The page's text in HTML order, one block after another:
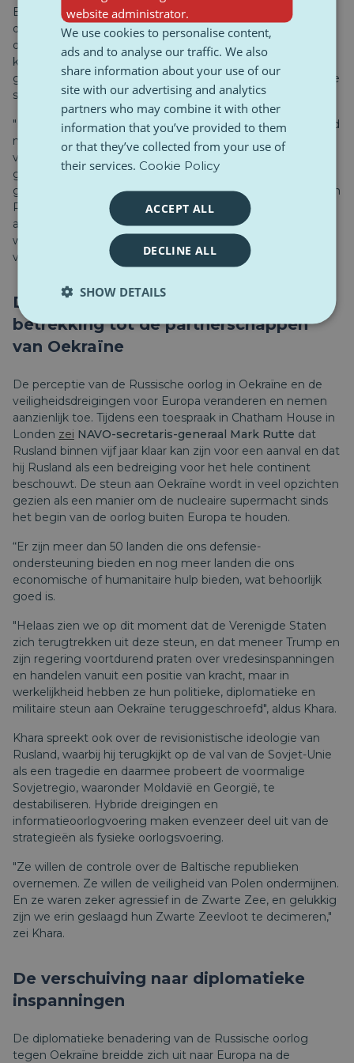
Een van de succesfactoren, naast vele andere, met name
de diepgaande uitwerking van elke actie, is het feit dat we
de structuur van het Russische veiligheidssysteem goed
kennen. Ze zijn op dit gebied al tientallen jaren niet
geëvolueerd of veranderd. Door hun acties in een bepaalde
situatie te voorspellen, handelen we proactief.
"Bovendien kunnen luchtverdedigingssystemen in Rusland
niet worden uitgerust op basis van
veiligheidsoverwegingen, maar op basis van politieke
grillen. Dit gebeurde op 9 mei [de festiviteiten ter
gelegenheid van het einde van de Tweede Wereldoorlog in
Rusland] in Moskou, waar luchtverdedigingssystemen uit
andere Russische regio's werden overgebracht en volledig
werden gestript, in het belang van de parade en Poetins
veiligheid," aldus Kovalenko.
De huidige stand van zaken met
betrekking tot de partnerschappen
van Oekraïne
De perceptie van de Russische oorlog in Oekraïne en de
veiligheidsdreigingen voor Europa veranderen en nemen
aanzienlijk toe. Tijdens een toespraak in Chatham House in
Londen zei NAVO-secretaris-generaal Mark Rutte dat
Rusland binnen vijf jaar klaar kan zijn voor een aanval en dat
hij Rusland als een bedreiging voor het hele continent
beschouwt. De steun aan Oekraïne wordt in veel opzichten
gezien als een manier om de nucleaire supermacht sinds
het begin van de oorlog buiten Europa te houden.
“Er zijn meer dan 50 landen die ons defensie-
ondersteuning bieden en nog meer landen die ons
economische of humanitaire hulp bieden, wat behoorlijk
goed is.
"Helaas zien we op dit moment dat de Verenigde Staten
zich terugtrekken uit deze steun, en dat meneer Trump en
zijn regering voortdurend praten over vredesinspanningen
en handelen vanuit een positie van kracht, maar in
werkelijkheid hebben ze hun politieke, diplomatieke en
militaire steun aan Oekraïne teruggeschroefd", aldus Khara.
Khara spreekt ook over de revisionistische ideologie van
Rusland, waarbij hij terugkijkt op de val van de Sovjet-Unie
als een tragedie en daarmee probeert de voormalige
Sovjetregio, waaronder Moldavië en Georgië, te
destabiliseren. Hybride dreigingen en
informatieoorlogvoering maken evenzeer deel uit van de
strategieën als fysieke oorlogsvoering.
"Ze willen de controle over de Baltische republieken
overnemen. Ze willen de veiligheid van Polen ondermijnen.
En ze waren zeker agressief in de Zwarte Zee, en gelukkig
zijn we erin geslaagd hun Zwarte Zeevloot te decimeren,"
zei Khara.
De verschuiving naar diplomatieke
inspanningen
De diplomatieke benadering van de Russische oorlog
tegen Oekraïne breidde zich uit naar Europa na de
website administrator.
We use cookies to personalise content,
ads and to analyse our traffic. We also
share information about your use of our
site with our advertising and analytics
partners who may combine it with other
information that you’ve provided to them
or that they’ve collected from your use of
their services. Cookie Policy
ACCEPT ALL
DECLINE ALL
SHOW DETAILS